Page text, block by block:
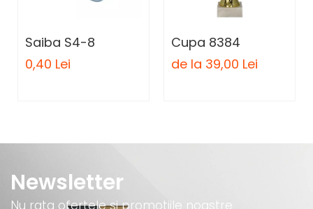
Saiba S4-8
0,40 Lei
Cupa 8384
de la 39,00 Lei
Newsletter
Nu rata ofertele si promotiile noastre